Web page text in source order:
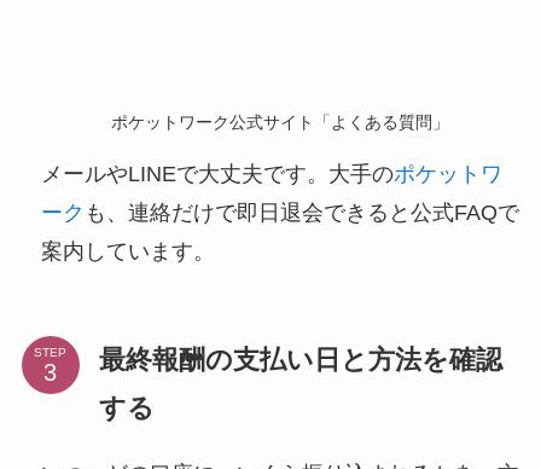
ポケットワーク公式サイト「よくある質問」
メールやLINEで大丈夫です。大手のポケットワ
ーク も、連絡だけで即日退会できると公式FAQで
案内しています。
STEP
最終報酬の支払い日と方法を確認
する